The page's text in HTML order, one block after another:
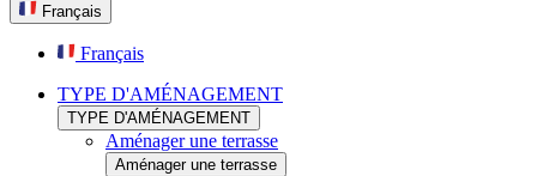
Français
Français
TYPE D'AMÉNAGEMENT
TYPE D'AMÉNAGEMENT
Aménager une terrasse
Aménager une terrasse